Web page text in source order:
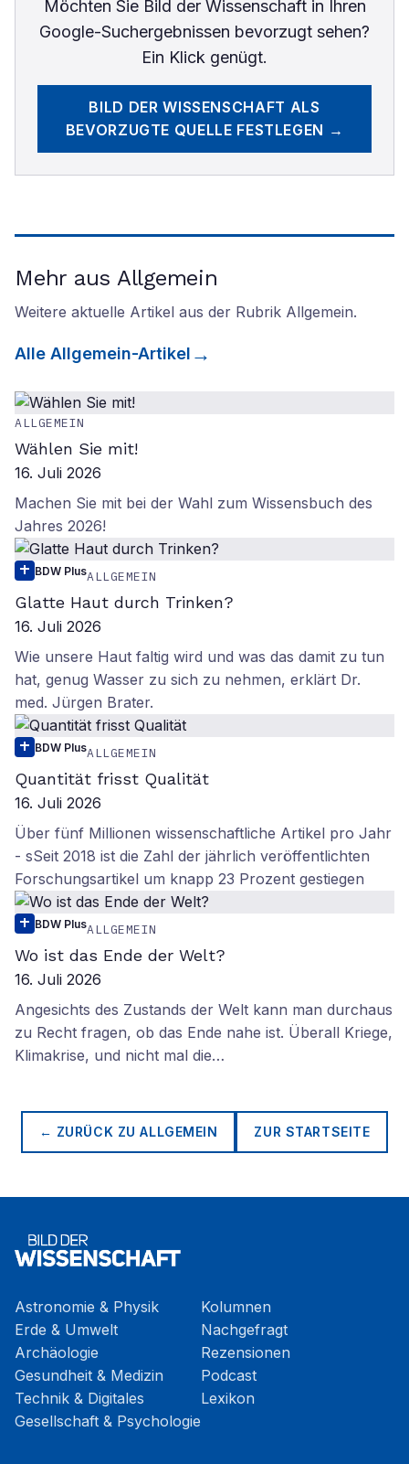
Möchten Sie Bild der Wissenschaftin Ihren
Google-Suchergebnissen bevorzugt sehen?
Ein Klick genügt.
BILD DER WISSENSCHAFT ALS
BEVORZUGTE QUELLE FESTLEGEN →
Mehr aus Allgemein
Weitere aktuelle Artikel aus der Rubrik Allgemein.
Alle Allgemein-Artikel
ALLGEMEIN
Wählen Sie mit!
16. Juli 2026
Machen Sie mit bei der Wahl zum Wissensbuch des
Jahres 2026!
BDW PlusALLGEMEIN
Glatte Haut durch Trinken?
16. Juli 2026
Wie unsere Haut faltig wird und was das damit zu tun
hat, genug Wasser zu sich zu nehmen, erklärt Dr.
med. Jürgen Brater.
BDW PlusALLGEMEIN
Quantität frisst Qualität
16. Juli 2026
Über fünf Millionen wissenschaftliche Artikel pro Jahr
- sSeit 2018 ist die Zahl der jährlich veröffentlichten
Forschungsartikel um knapp 23 Prozent gestiegen
BDW PlusALLGEMEIN
Wo ist das Ende der Welt?
16. Juli 2026
Angesichts des Zustands der Welt kann man durchaus
zu Recht fragen, ob das Ende nahe ist. Überall Kriege,
Klimakrise, und nicht mal die…
← ZURÜCK ZUALLGEMEIN ZUR STARTSEITE
Astronomie & Physik
Erde & Umwelt
Archäologie
Gesundheit & Medizin
Technik & Digitales
Gesellschaft & Psychologie
Kolumnen
Nachgefragt
Rezensionen
Podcast
Lexikon